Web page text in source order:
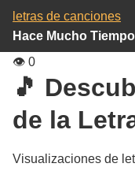
letras de canciones
Hace Mucho Tiempo
👁️ 0
🎵
de la
Visualizaciones de